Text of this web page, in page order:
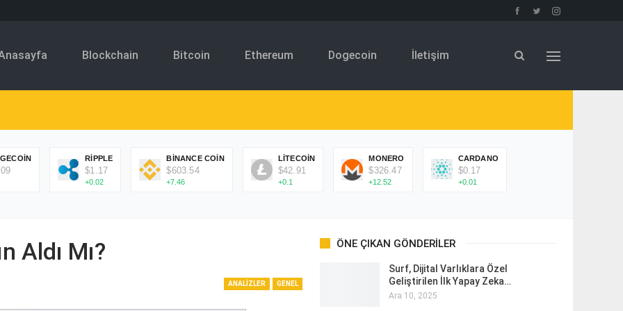
Blockchain Bitcoin Ethereum Dogecoin İletişim
RIPPLE
$1.17
+0.02
BINANCE COIN
$603.54
+7.46
LITECOIN
$42.91
+0.1
MONERO
$326.47
+12.52
CARDANO
$0.17
+0.01
Aldı Mı?
ANALIZLER GENEL
ÖNE ÇIKAN GÖNDERILER
Surf, Dijital Varlıklara Özel
Geliştirilen İlk Yapay Zeka…
Ara 10, 2025